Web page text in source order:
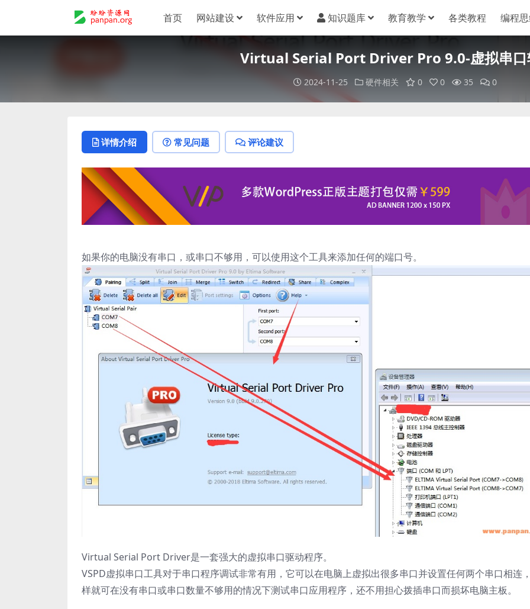
首页 网站建设 软件应用 知识题库 教育教学 各类教程 编程
Virtual Serial Port Driver Pro 9.0-虚拟串口
2024-11-25 硬件相关 0 0 35 0
详情介绍 常见问题 评论建议
如果你的电脑没有串口，或串口不够用，可以使用这个工具来添加任何的端口号。
Virtual Serial Port Driver是一套强大的虚拟串口驱动程序。
VSPD虚拟串口工具对于串口程序调试非常有用，它可以在电脑上虚拟出很多串口并设置任何两个串口相连
样就可在没有串口或串口数量不够用的情况下测试串口应用程序，还不用担心拨插串口而损坏电脑主板。